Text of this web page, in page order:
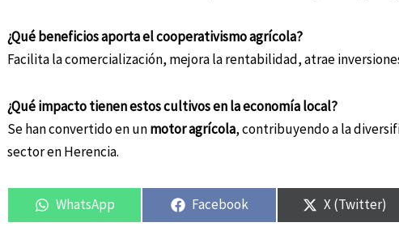
¿Qué beneficios aporta el cooperativismo agrícola?
Facilita la comercialización, mejora la rentabilidad, atrae
¿Qué impacto tienen estos cultivos en la economía local?
Se han convertido en unmotor agrícola, contribuyendo a la
sector en Herencia.
WhatsApp Facebook X (Twitter)